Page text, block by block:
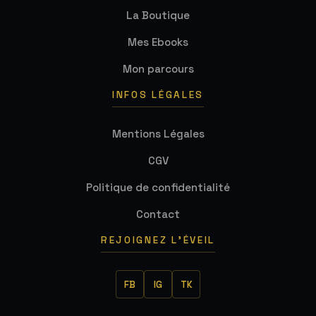
La Boutique
Mes Ebooks
Mon parcours
INFOS LÉGALES
Mentions Légales
CGV
Politique de confidentialité
Contact
REJOIGNEZ L'ÉVEIL
FB IG TK